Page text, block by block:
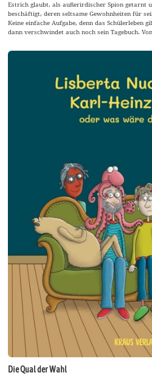
Estrich glaubt, als außerirdischer Spion getarnt
beschäftigt, deren seltsame Gewohnheiten für
Keine einfache Aufgabe, denn das Schülerleben
dann verschwindet auch noch sein Tagebuch. Von
Die Qual der Wahl